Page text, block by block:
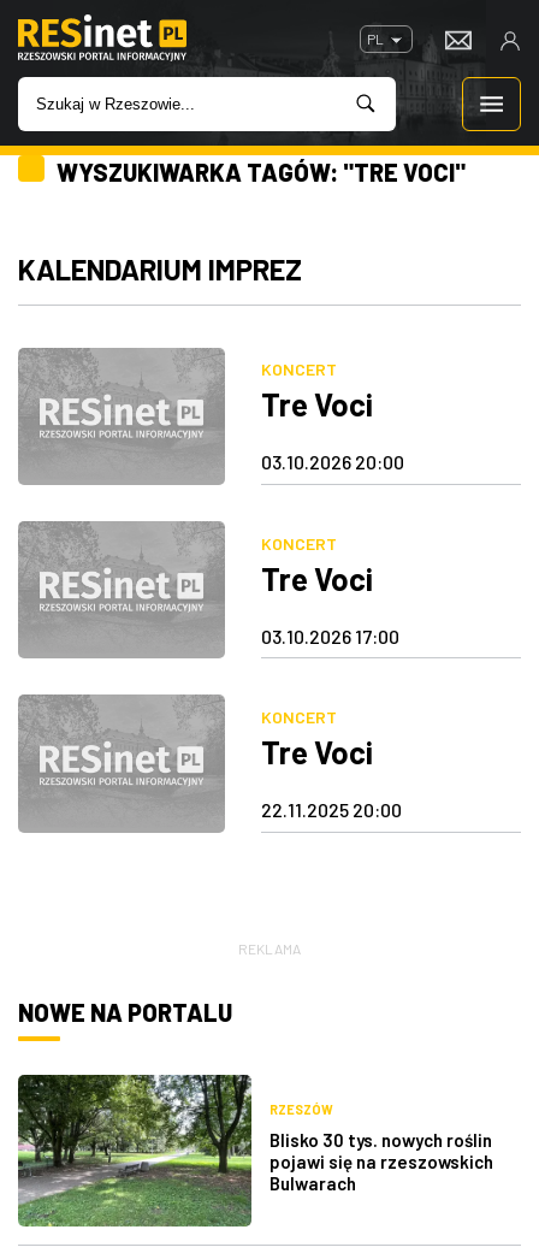
PL
WIADOMOŚCI
ROZRYWKA
W KINACH
ZDJĘCIA
WYSZUKIWARKA TAGÓW: "TRE VOCI"
KALENDARIUM IMPREZ
KONCERT
Tre Voci
03.10.2026 20:00
KONCERT
Tre Voci
03.10.2026 17:00
KONCERT
Tre Voci
22.11.2025 20:00
REKLAMA
NOWE NA PORTALU
RZESZÓW
Blisko 30 tys. nowych roślin
pojawi się na rzeszowskich
Bulwarach